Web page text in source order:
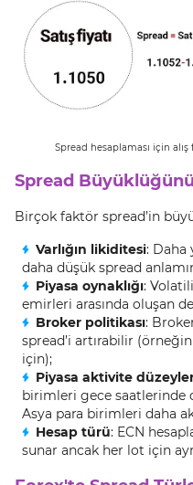
Spread hesaplaması için alış
Spread
Birçok faktör spread’in
Varlığın likiditesi: Daha
daha düşük spread
Piyasa oynaklığı:
emirleri arasında oluşan
Broker politikası:
spread’i artırabilir
için);
Piyasa aktivite
birimleri gece saatlerinde
Asya para birimleri daha
Hesap türü: ECN
sunar ancak her lot için